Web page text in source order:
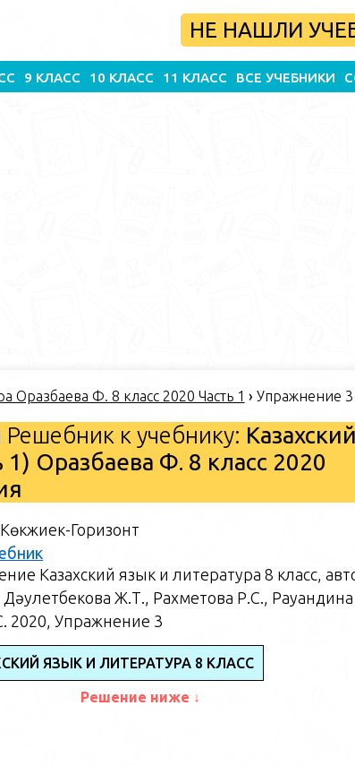
НЕ НАШЛИ
9 КЛАСС 10 КЛАСС 11 КЛАСС ВСЕ УЧЕБНИКИ
Оразбаева Ф. 8 класс 2020 Часть 1 › Упражнение 3
к учебнику:
1) Оразбаева Ф. 8 класс 2020
Көкжиек-Горизонт
Казахский язык и литература 8 класс,
Ж.Т., Рахметова Р.С.,
2020, Упражнение 3
ЯЗЫК И ЛИТЕРАТУРА 8 КЛАСС
Решение ниже ↓